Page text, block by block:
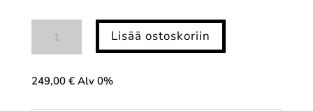
työvalaisin
Lisää ostoskoriin
249,00 € Alv 0%